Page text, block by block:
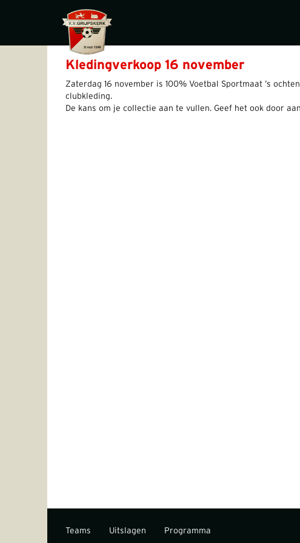
Kledingverkoop 16 november
Zaterdag 16 november is 100% Voetbal Sportmaat ’s
clubkleding.
De kans om je collectie aan te vullen. Geef het ook door
Teams Uitslagen Programma